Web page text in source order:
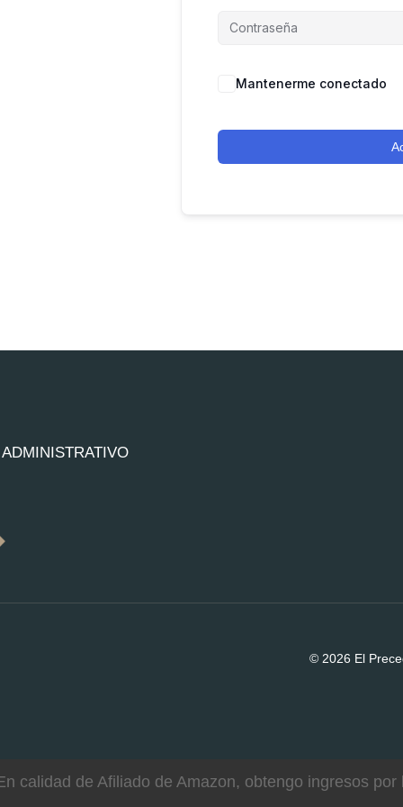
Mantenerme conectado
© 2026 El
calidad de Afiliado de Amazon, obtengo ingresos